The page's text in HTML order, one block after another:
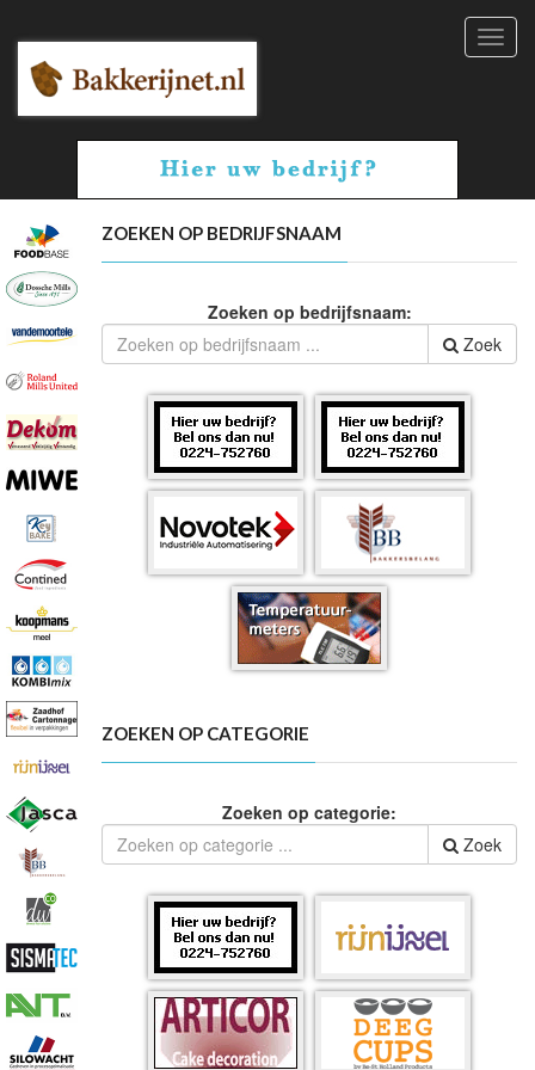
ZOEKEN OP BEDRIJFSNAAM
Zoeken op bedrijfsnaam:
Zoek
ZOEKEN OP CATEGORIE
Zoeken op categorie:
Zoek